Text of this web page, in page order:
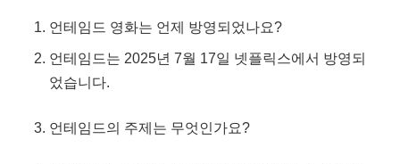
언테임드 영화는 언제 방영되었나요?
언테임드는 2025년 7월 17일 넷플릭스에서 방영되
었습니다.
언테임드의 주제는 무엇인가요?